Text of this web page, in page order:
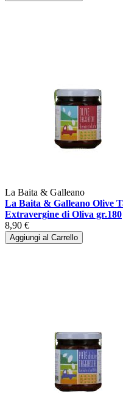
La Baita & Galleano
La Baita & Galleano Olive
Extravergine di Oliva gr.180
8,90 €
Aggiungi al Carrello